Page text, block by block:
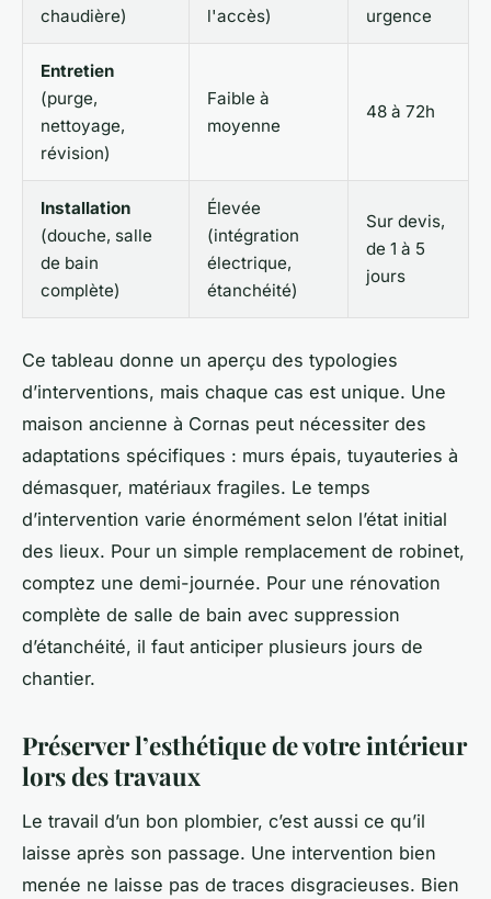
chaudière)
l'accès)
urgence
Entretien
(purge,
nettoyage,
révision)
Faible à
moyenne
48 à 72h
Installation
(douche, salle
de bain
complète)
Élevée
(intégration
électrique,
étanchéité)
Sur devis,
de 1 à 5
jours
Ce tableau donne un aperçu des typologies
d’interventions, mais chaque cas est unique. Une
maison ancienne à Cornas peut nécessiter des
adaptations spécifiques : murs épais, tuyauteries à
démasquer, matériaux fragiles. Le temps
d’intervention varie énormément selon l’état initial
des lieux. Pour un simple remplacement de robinet,
comptez une demi-journée. Pour une rénovation
complète de salle de bain avec suppression
d’étanchéité, il faut anticiper plusieurs jours de
chantier.
Préserver l’esthétique de votre intérieur
lors des travaux
Le travail d’un bon plombier, c’est aussi ce qu’il
laisse après son passage. Une intervention bien
menée ne laisse pas de traces disgracieuses. Bien